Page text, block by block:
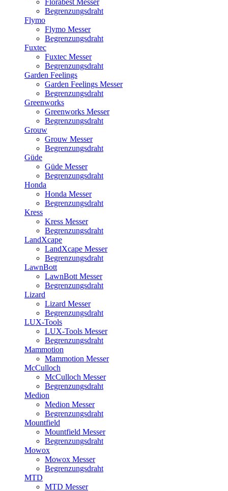
Florabest Messer
Begrenzungsdraht
Flymo
Flymo Messer
Begrenzungsdraht
Fuxtec
Fuxtec Messer
Begrenzungsdraht
Garden Feelings
Garden Feelings Messer
Begrenzungsdraht
Greenworks
Greenworks Messer
Begrenzungsdraht
Grouw
Grouw Messer
Begrenzungsdraht
Güde
Güde Messer
Begrenzungsdraht
Honda
Honda Messer
Begrenzungsdraht
Kress
Kress Messer
Begrenzungsdraht
LandXcape
LandXcape Messer
Begrenzungsdraht
LawnBott
LawnBott Messer
Begrenzungsdraht
Lizard
Lizard Messer
Begrenzungsdraht
LUX-Tools
LUX-Tools Messer
Begrenzungsdraht
Mammotion
Mammotion Messer
McCulloch
McCulloch Messer
Begrenzungsdraht
Medion
Medion Messer
Begrenzungsdraht
Mountfield
Mountfield Messer
Begrenzungsdraht
Mowox
Mowox Messer
Begrenzungsdraht
MTD
MTD Messer